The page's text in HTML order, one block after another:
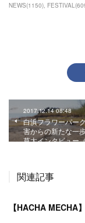
NEWS(1150) FESTIVAL (
2017.12.14 08:48
白浜フラワーパー
害からの新たな一
草太インタビュー
関連記事